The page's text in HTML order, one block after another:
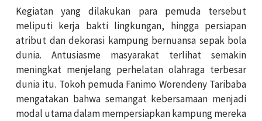
Kegiatan yang dilakukan para pemuda tersebut
meliputi kerja bakti lingkungan, hingga persiapan
atribut dan dekorasi kampung bernuansa sepak bola
dunia. Antusiasme masyarakat terlihat semakin
meningkat menjelang perhelatan olahraga terbesar
dunia itu. Tokoh pemuda Fanimo Worendeny Taribaba
mengatakan bahwa semangat kebersamaan menjadi
modal utama dalam mempersiapkan kampung mereka